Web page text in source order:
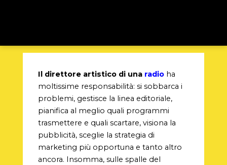
Il direttore artistico di una radioha
moltissime responsabilità: si sobbarca i
problemi, gestisce la linea editoriale,
pianifica al meglio quali programmi
trasmettere e quali scartare, visiona la
pubblicità, sceglie la strategia di
marketing più opportuna e tanto altro
ancora. Insomma, sulle spalle del